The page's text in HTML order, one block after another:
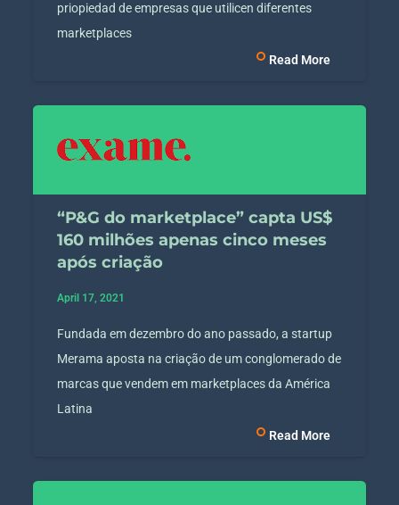
priopiedad de empresas que utilicen diferentes
marketplaces
Read More
“P&G do marketplace” capta US$
160 milhões apenas cinco meses
após criação
April 17, 2021
Fundada em dezembro do ano passado, a startup
Merama aposta na criação de um conglomerado de
marcas que vendem em marketplaces da América
Latina
Read More